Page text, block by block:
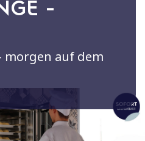
-
morgen auf dem